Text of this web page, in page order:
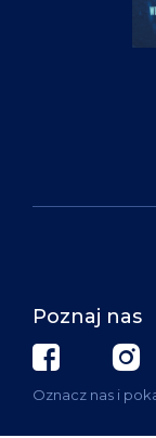
Poznaj nas
Oznacz nas i